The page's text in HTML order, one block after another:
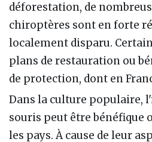
déforestation, de
chiroptères sont en forte
localement disparu.
plans de restauration ou
de protection, dont en
Dans la culture populaire,
souris peut être bénéfique
les pays. À cause de leur